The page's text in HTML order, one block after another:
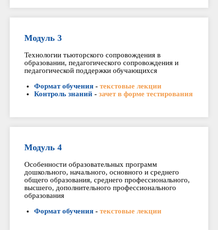
Модуль 3
Технологии тьюторского сопровождения в
образовании, педагогического сопровождения и
педагогической поддержки обучающихся
Формат обучения - текстовые лекции
Контроль знаний - зачет в форме тестирования
Модуль 4
Особенности образовательных программ
дошкольного, начального, основного и среднего
общего образования, среднего профессионального,
высшего, дополнительного профессионального
образования
Формат обучения - текстовые лекции